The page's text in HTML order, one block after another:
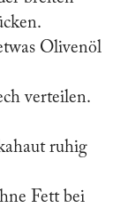
Olivenöl
verteilen.
ruhig
Fett bei